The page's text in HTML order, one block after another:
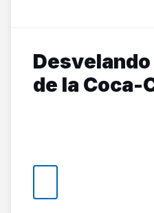
de la Coca-